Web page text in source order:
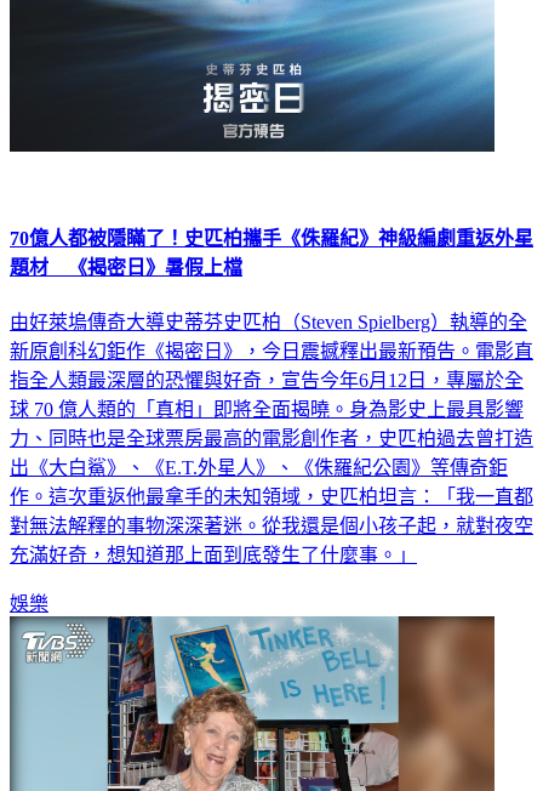
70億人都被隱瞞了！史匹柏攜手《侏羅紀》神級編劇重返外星
題材 《揭密日》暑假上檔
由好萊塢傳奇大導史蒂芬史匹柏（Steven Spielberg）執導的全
新原創科幻鉅作《揭密日》，今日震撼釋出最新預告。電影直
指全人類最深層的恐懼與好奇，宣告今年6月12日，專屬於全
球 70 億人類的「真相」即將全面揭曉。身為影史上最具影響
力、同時也是全球票房最高的電影創作者，史匹柏過去曾打造
出《大白鯊》、《E.T.外星人》、《侏羅紀公園》等傳奇鉅
作。這次重返他最拿手的未知領域，史匹柏坦言：「我一直都
對無法解釋的事物深深著迷。從我還是個小孩子起，就對夜空
充滿好奇，想知道那上面到底發生了什麼事。」
娛樂